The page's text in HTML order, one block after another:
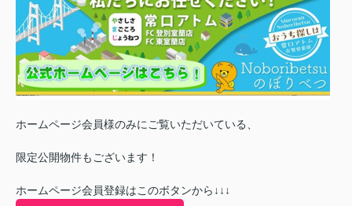
ホームページ会員様のみにご覧いただいている、
限定公開物件もございます！
ホームページ会員登録はこのボタンから↓↓↓